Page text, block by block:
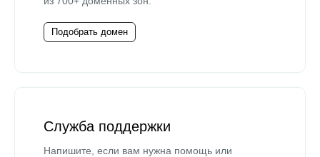
Подобрать домен
Служба поддержки
Напишите, если вам нужна помощь или